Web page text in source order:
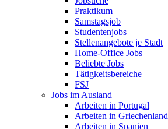
Praktikum
Samstagsjob
Studentenjobs
Stellenangebote je Stadt
Home-Office Jobs
Beliebte Jobs
Tätigkeitsbereiche
FSJ
Jobs im Ausland
Arbeiten in Portugal
Arbeiten in Griechenland
Arbeiten in Spanien